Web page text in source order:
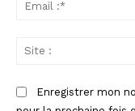
Enregistrer mon